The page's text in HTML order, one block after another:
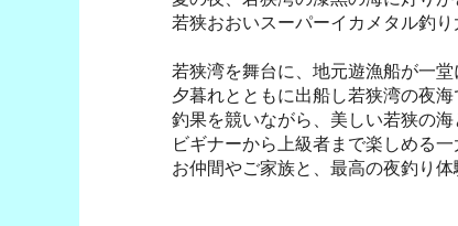
若狭おおいスーパーイカメタル釣
若狭湾を舞台に、地元遊漁船が一
夕暮れとともに出船し若狭湾の夜
釣果を競いながら、美しい若狭の海
ビギナーから上級者まで楽しめる一
お仲間やご家族と、最高の夜釣り